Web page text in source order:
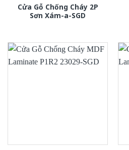
Cửa Gỗ Chống Cháy 2P
Sơn Xám-a-SGD